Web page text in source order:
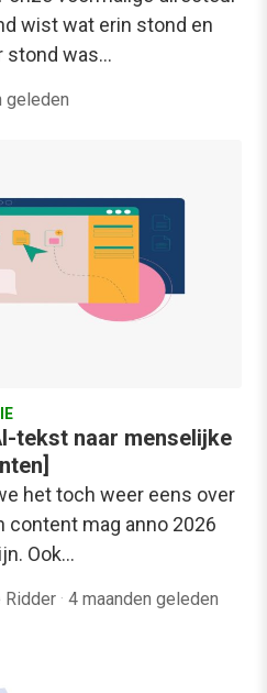
wist wat erin stond en
stond was…
geleden
tekst naar menselijke
het toch weer eens over
content mag anno 2026
Ook…
Ridder · 4 maanden geleden